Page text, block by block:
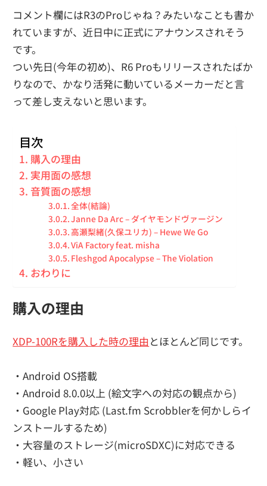
コメント欄にはR3のProじゃね？みたいなことも書か
れていますが、近日中に正式にアナウンスされそう
です。
つい先日(今年の初め)、R6 Proもリリースされたばか
りなので、かなり活発に動いているメーカーだと言
って差し支えないと思います。
目次
購入の理由
実用面の感想
音質面の感想
全体(結論)
Janne Da Arc – ダイヤモンドヴァージン
高瀬梨緒(久保ユリカ) – Hewe We Go
ViA Factory feat. misha
Fleshgod Apocalypse – The Violation
おわりに
購入の理由
XDP-100Rを購入した時の理由 とほとんど同じです。
・Android OS搭載
・Android 8.0.0以上 (絵文字への対応の観点から)
・Google Play対応 (Last.fm Scrobblerを何かしらイ
ンストールするため)
・大容量のストレージ(microSDXC)に対応できる
・軽い、小さい